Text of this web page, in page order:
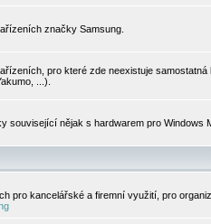
značky Samsung.
pro které zde neexistuje
...).
související nějak s hardwarem pro Windows
pro kancelářské a firemní využití, pro